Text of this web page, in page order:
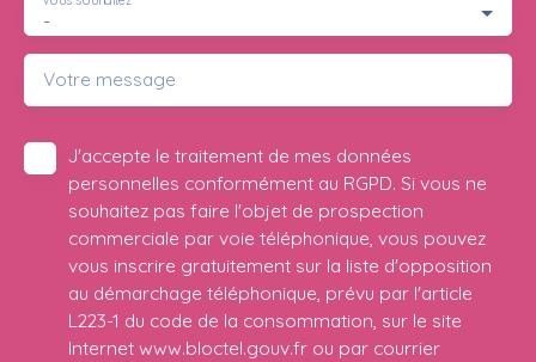
-
Votre message
J'accepte le traitement de mes données
personnelles conformément au RGPD. Si vous ne
souhaitez pas faire l'objet de prospection
commerciale par voie téléphonique, vous pouvez
vous inscrire gratuitement sur la liste d'opposition
au démarchage téléphonique, prévu par l'article
L223-1 du code de la consommation, sur le site
Internet www.bloctel.gouv.fr ou par courrier